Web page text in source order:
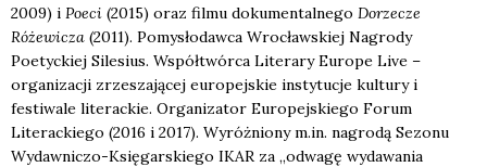
2009) i Poeci (2015) oraz filmu dokumentalnego Dorzecze
Różewicza (2011). Pomysłodawca Wrocławskiej Nagrody
Poetyckiej Silesius. Współtwórca Literary Europe Live –
organizacji zrzeszającej europejskie instytucje kultury i
festiwale literackie. Organizator Europejskiego Forum
Literackiego (2016 i 2017). Wyróżniony m.in. nagrodą Sezonu
Wydawniczo-Księgarskiego IKAR za „odwagę wydawania